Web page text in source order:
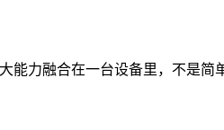
能力融合在一台设备里，不是